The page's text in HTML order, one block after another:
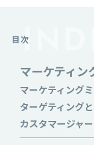
目次
マーケティン
マーケティング
ターゲティング
カスタマージャ